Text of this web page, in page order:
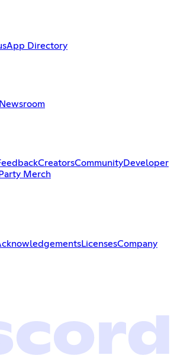
App Directory
Newsroom
CreatorsCommunityDeveloper
Merch
LicensesCompany